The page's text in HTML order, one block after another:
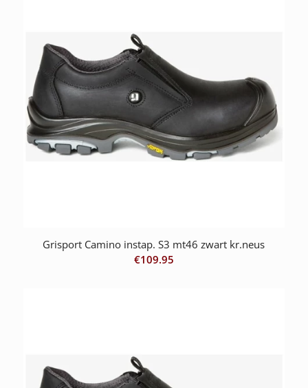
Grisport Camino instap. S3 mt46 zwart kr.neus
€109.95